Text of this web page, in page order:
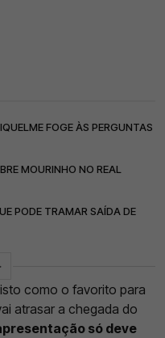
FOGE ÀS PERGUNTAS
MOURINHO NO REAL
PODE TRAMAR SAÍDA DE
como o favorito para
atrasar a chegada do
só deve